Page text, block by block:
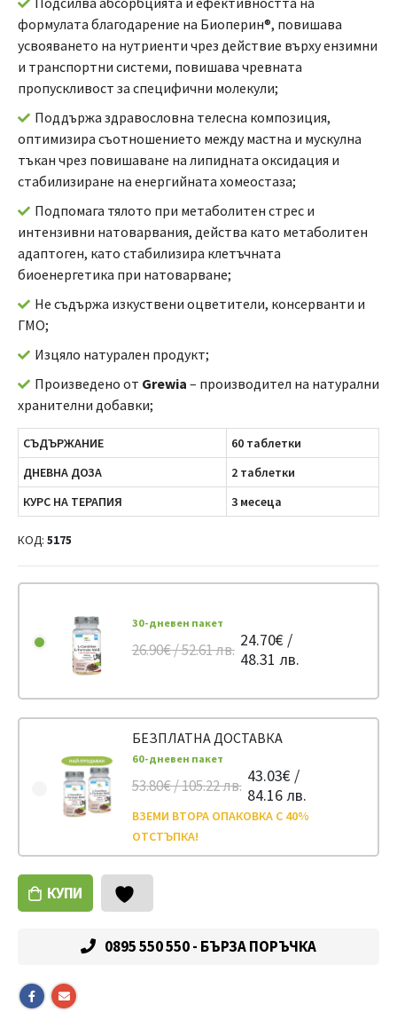
формулата благодарение на Биоперин®, повишава
усвояването на нутриенти чрез действие върху ензимни
и транспортни системи, повишава чревната
пропускливост за специфични молекули;
Поддържа здравословна телесна композиция,
оптимизира съотношението между мастна и мускулна
тъкан чрез повишаване на липидната оксидация и
стабилизиране на енергийната хомеостаза;
Подпомага тялото при метаболитен стрес и
интензивни натоварвания, действа като метаболитен
адаптоген, като стабилизира клетъчната
биоенергетика при натоварване;
Не съдържа изкуствени оцветители, консерванти и
ГМО;
Изцяло натурален продукт;
Произведено от Grewia – производител на натурални
хранителни добавки;
СЪДЪРЖАНИЕ
60 таблетки
ДНЕВНА ДОЗА
2 таблетки
КУРС НА ТЕРАПИЯ
3 месеца
КОД: 5175
30-дневен пакет
26.90€ / 52.61 лв. 24.70€ /
48.31 лв.
БЕЗПЛАТНА ДОСТАВКА
60-дневен пакет
53.80€ / 105.22 лв. 43.03€ /
84.16 лв.
ВЗЕМИ ВТОРА ОПАКОВКА С 40%
ОТСТЪПКА!
КУПИ
0895 550 550 - БЪРЗА ПОРЪЧКА